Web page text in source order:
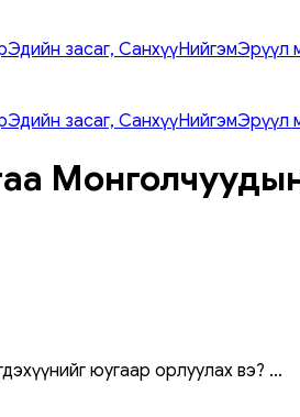
Эдийн засаг, СанхүүНийгэмЭрүүл
Эдийн засаг, СанхүүНийгэмЭрүүл
юугаар орлуулах вэ? ...